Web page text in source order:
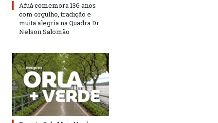
Afuá comemora 136 anos
com orgulho, tradição e
muita alegria na Quadra Dr.
Nelson Salomão